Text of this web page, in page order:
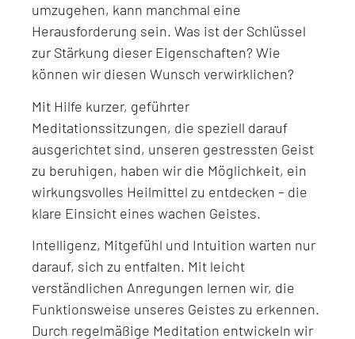
umzugehen, kann manchmal eine
Herausforderung sein. Was ist der Schlüssel
zur Stärkung dieser Eigenschaften? Wie
können wir diesen Wunsch verwirklichen?
Mit Hilfe kurzer, geführter
Meditationssitzungen, die speziell darauf
ausgerichtet sind, unseren gestressten Geist
zu beruhigen, haben wir die Möglichkeit, ein
wirkungsvolles Heilmittel zu entdecken – die
klare Einsicht eines wachen Geistes.
Intelligenz, Mitgefühl und Intuition warten nur
darauf, sich zu entfalten. Mit leicht
verständlichen Anregungen lernen wir, die
Funktionsweise unseres Geistes zu erkennen.
Durch regelmäßige Meditation entwickeln wir